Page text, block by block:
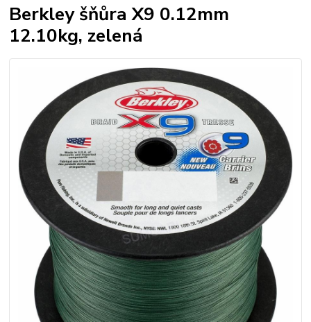
Berkley šňůra X9 0.12mm
12.10kg, zelená